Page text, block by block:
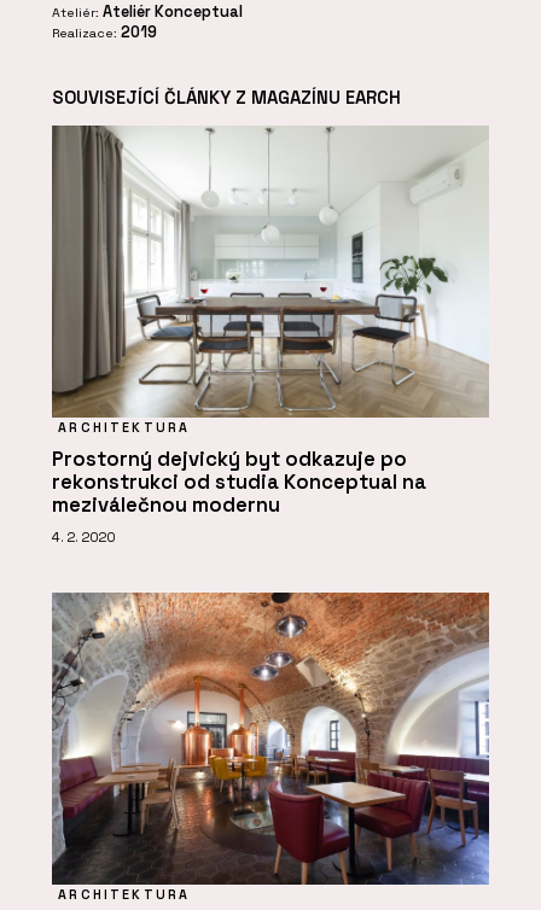
Ateliér: Ateliér Konceptual
Realizace: 2019
SOUVISEJÍCÍ ČLÁNKY Z MAGAZÍNU EARCH
ARCHITEKTURA
Prostorný dejvický byt odkazuje po
rekonstrukci od studia Konceptual na
meziválečnou modernu
4. 2. 2020
ARCHITEKTURA